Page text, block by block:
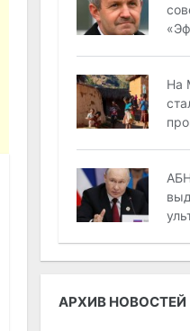
На
АРХИВ НОВОСТЕЙ